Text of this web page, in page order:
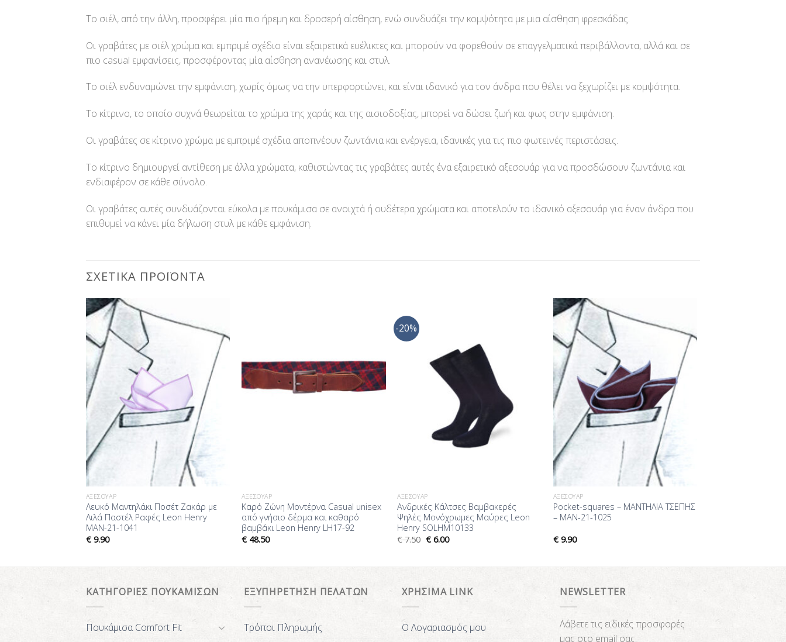
Το σιέλ, από την άλλη, προσφέρει μία πιο ήρεμη και δροσερή αίσθηση, ενώ συνδυάζει την κομψότητα με μια αίσθηση φρεσκάδας.
Οι γραβάτες με σιέλ χρώμα και εμπριμέ σχέδιο είναι εξαιρετικά ευέλικτες και μπορούν να φορεθούν σε επαγγελματικά περιβάλλοντα, αλλά και σε
πιο casual εμφανίσεις, προσφέροντας μία αίσθηση ανανέωσης και στυλ.
Το σιέλ ενδυναμώνει την εμφάνιση, χωρίς όμως να την υπερφορτώνει, και είναι ιδανικό για τον άνδρα που θέλει να ξεχωρίζει με κομψότητα.
Το κίτρινο, το οποίο συχνά θεωρείται το χρώμα της χαράς και της αισιοδοξίας, μπορεί να δώσει ζωή και φως στην εμφάνιση.
Οι γραβάτες σε κίτρινο χρώμα με εμπριμέ σχέδια αποπνέουν ζωντάνια και ενέργεια, ιδανικές για τις πιο φωτεινές περιστάσεις.
Το κίτρινο δημιουργεί αντίθεση με άλλα χρώματα, καθιστώντας τις γραβάτες αυτές ένα εξαιρετικό αξεσουάρ για να προσδώσουν ζωντάνια και
ενδιαφέρον σε κάθε σύνολο.
Οι γραβάτες αυτές συνδυάζονται εύκολα με πουκάμισα σε ανοιχτά ή ουδέτερα χρώματα και αποτελούν το ιδανικό αξεσουάρ για έναν άνδρα που
επιθυμεί να κάνει μία δήλωση στυλ με κάθε εμφάνιση.
ΣΧΕΤΙΚΆ ΠΡΟΪΌΝΤΑ
Προσθήκη
στη Λίστα
Επιθυμίας
ΑΞΕΣΟΥΆΡ
Λευκό Μαντηλάκι Ποσέτ Ζακάρ με
Λιλά Παστέλ Ραφές Leon Henry
MAN-21-1041
€9.90
ΑΞΕΣΟΥΆΡ
Καρό Ζώνη Mοντέρνα Casual unisex
από γνήσιο δέρμα και καθαρό
βαμβάκι Leon Henry LH17-92
€48.50
-20%
ΑΞΕΣΟΥΆΡ
Ανδρικές Κάλτσες Βαμβακερές
Ψηλές Μονόχρωμες Μαύρες Leon
Henry SOLHM10133
€7.50 €6.00
Προσθήκη
στη Λίστα
Επιθυμίας
ΑΞΕΣΟΥΆΡ
Pocket-squares – ΜΑΝΤΗΛΙΑ ΤΣΕΠΗΣ
– MAN-21-1025
€9.90
ΚΑΤΗΓΟΡΙΕΣ ΠΟΥΚΑΜΙΣΩΝ
Πουκάμισα Comfort Fit
ΕΞΥΠΗΡΕΤΗΣΗ ΠΕΛΑΤΩΝ
Τρόποι Πληρωμής
ΧΡΗΣΙΜΑ LINK
Ο Λογαριασμός μου
NEWSLETTER
Λάβετε τις ειδικές προσφορές
μας στο email σας.